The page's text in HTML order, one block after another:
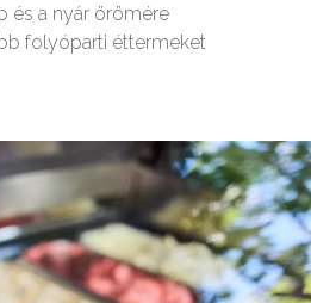
és a nyár örömére
folyóparti éttermeket